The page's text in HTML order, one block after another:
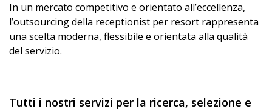
In un mercato competitivo e orientato all’eccellenza,
l’outsourcing della receptionist per resort rappresenta
una scelta moderna, flessibile e orientata alla qualità
del servizio.
Tutti i nostri servizi per la ricerca, selezione e